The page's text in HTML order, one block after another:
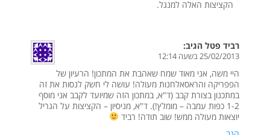
הקציצות האלה למנגל.
רביד פטל הגיב:
25/02/2013 בשעה 12:14
היי משה, אני מאוד שמח שאהבת את המתכון! הרעיון של
הפפריקה והראסאלחנות מעולה! עושה לי חשק לנסות את זה
במתכנון בצורת קבב (ד"א, במתכון הזה שמיועד לקבב אני מוסף
1-2 כפות עמבה – מומלץ!). ד"א, מניסיון – הקציצות על הגריל
יוצאות מעולה ממש! שוב תודה! רביד